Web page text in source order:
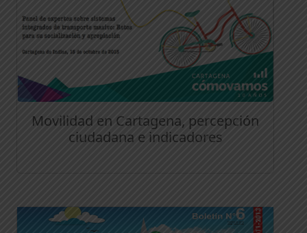
Movilidad en Cartagena, percepción
ciudadana e indicadores